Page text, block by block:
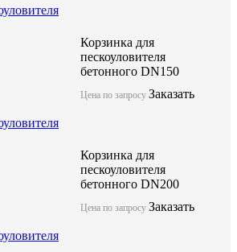
Корзинка для
пескоуловителя
бетонного DN150
Цена по запросуЗаказать
Корзинка для
пескоуловителя
бетонного DN200
Цена по запросуЗаказать